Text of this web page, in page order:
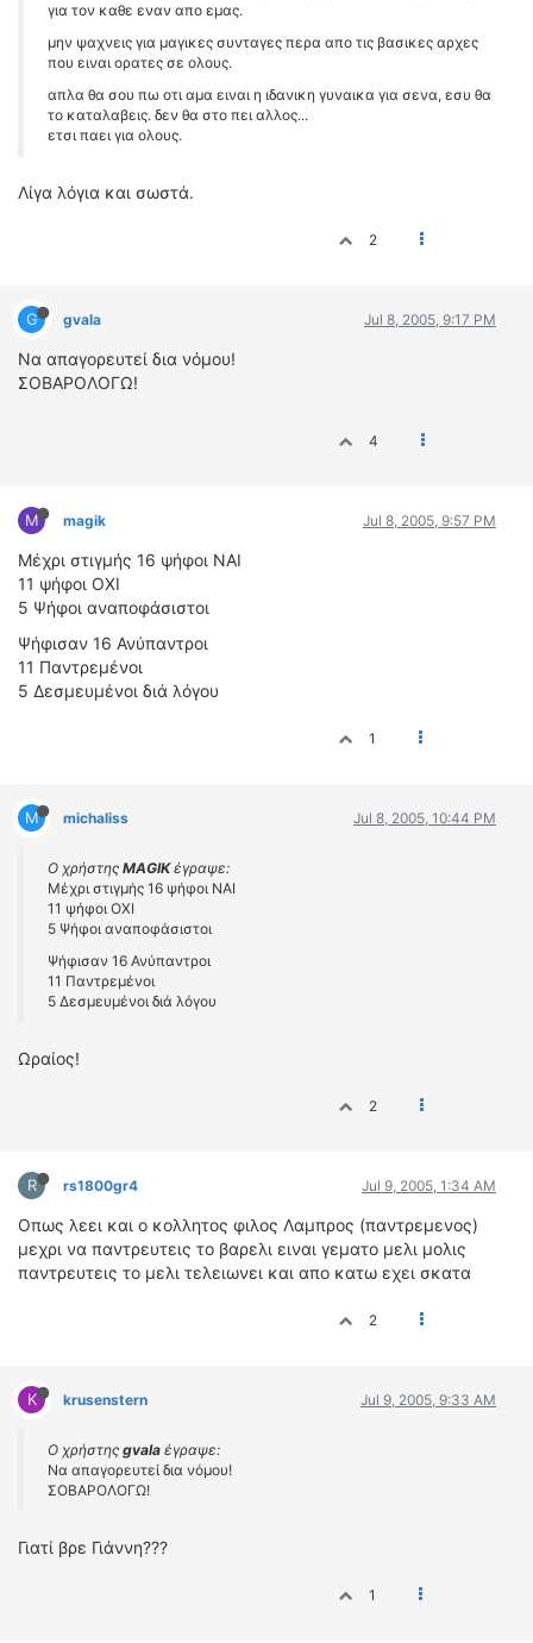
για τον καθε εναν απο εμας.
μην ψαχνεις για μαγικες συνταγες περα απο τις βασικες αρχες
που ειναι ορατες σε ολους.
απλα θα σου πω οτι αμα ειναι η ιδανικη γυναικα για σενα, εσυ θα
το καταλαβεις. δεν θα στο πει αλλος...
ετσι παει για ολους.
Λίγα λόγια και σωστά.
2
G gvala Jul 8, 2005, 9:17 PM
Να απαγορευτεί δια νόμου!
ΣΟΒΑΡΟΛΟΓΩ!
4
M magik Jul 8, 2005, 9:57 PM
Μέχρι στιγμής 16 ψήφοι ΝΑΙ
11 ψήφοι ΟΧΙ
5 Ψήφοι αναποφάσιστοι
Ψήφισαν 16 Ανύπαντροι
11 Παντρεμένοι
5 Δεσμευμένοι διά λόγου
1
M michaliss Jul 8, 2005, 10:44 PM
Ο χρήστης MAGIKέγραψε:
Μέχρι στιγμής 16 ψήφοι ΝΑΙ
11 ψήφοι ΟΧΙ
5 Ψήφοι αναποφάσιστοι
Ψήφισαν 16 Ανύπαντροι
11 Παντρεμένοι
5 Δεσμευμένοι διά λόγου
Ωραίος!
2
R rs1800gr4 Jul 9, 2005, 1:34 AM
Οπως λεει και ο κολλητος φιλος Λαμπρος (παντρεμενος)
μεχρι να παντρευτεις το βαρελι ειναι γεματο μελι μολις
παντρευτεις το μελι τελειωνει και απο κατω εχει σκατα
2
K krusenstern Jul 9, 2005, 9:33 AM
Ο χρήστης gvala έγραψε:
Να απαγορευτεί δια νόμου!
ΣΟΒΑΡΟΛΟΓΩ!
Γιατί βρε Γιάννη???
1